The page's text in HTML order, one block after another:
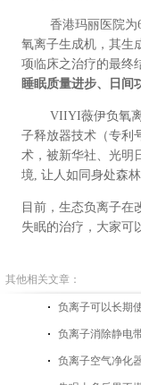
香港玛丽医院为
氧离子生成机，其生
项临床之治疗的最终
睡眠质量进步、日间
VIIYI薇伊负氧
子释放器技术（专利
术，被新华社、光明
境, 让人如同身处森
目前，生态负离子在
失眠的治疗，大家可
其他相关文章：
负离子可以长期
负离子消除静电
负离子空气净化